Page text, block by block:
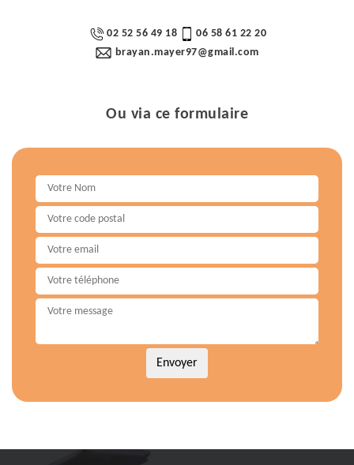
02 52 56 49 18
06 58 61 22 20
brayan.mayer97@gmail.com
Ou via ce formulaire